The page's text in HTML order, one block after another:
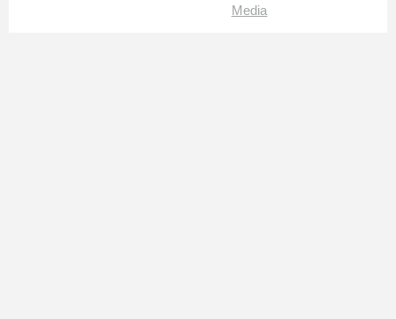
Media